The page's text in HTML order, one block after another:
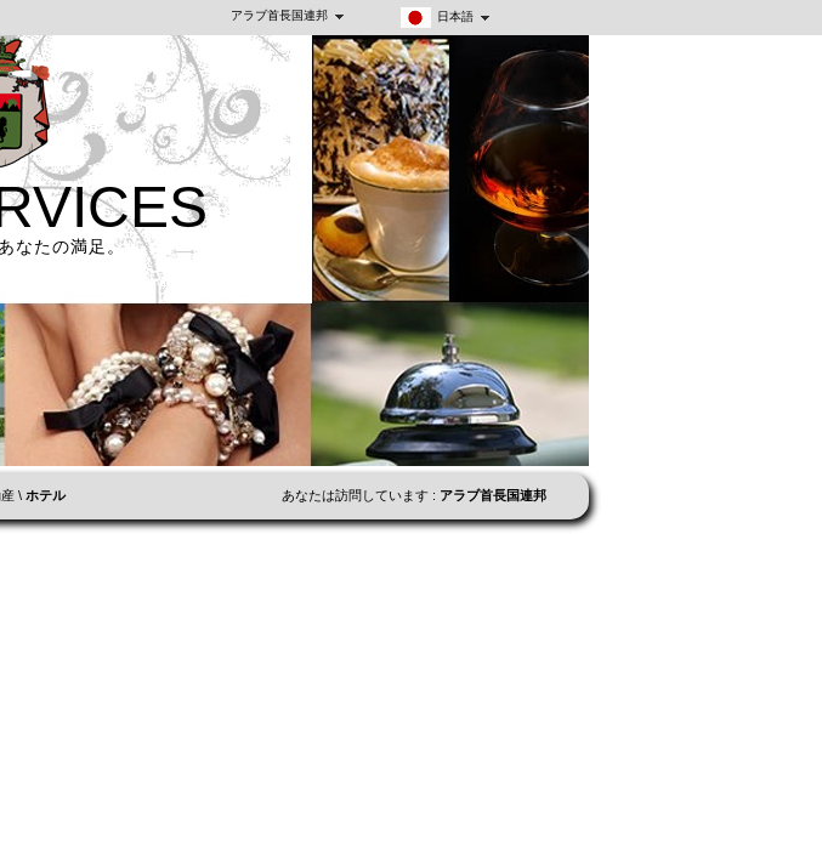
日本語
アラブ首長国連邦
なたの満足。
あなたは訪問しています : アラブ首長国連邦
\ ホテル